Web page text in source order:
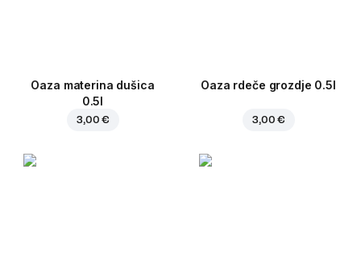
Oaza materina dušica
0.5l
3,00 €
Oaza rdeče grozdje 0.5l
3,00 €